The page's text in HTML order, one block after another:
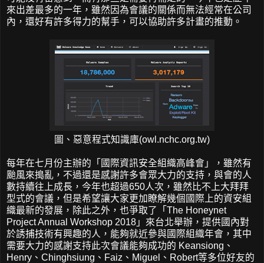
來出差最多的一年，雖然因為會議的關係而無法經常在公司
內，還好有許多得力的幫手，可以協助許多計畫的推動。
圖、惡意程式知識庫(owl.nchc.org.tw)
每年在七月份主辦的「國際資訊安全組織高峰會」，雖然有
颱風來搗亂，不過還是感謝許多會眾大力的支持，與會的人
數持續往上成長，今年也超過650人次，雖然比不上大拜拜
型式的會議，但是希望讓大家更加瞭解幾個國際上的資安組
織最新的發展，除此之外，也爭取了「The Honeynet
Project Annual Workshop 2018」來台北舉辦，提供國內對
於誘捕技術有興趣的人，能夠就近參與國際組織年會，其中
需要大力的感謝支持此次會議能夠成功的 Keansiong、
Henry、Chinghsiung、Faiz、Miguel、Robert等多位好友的